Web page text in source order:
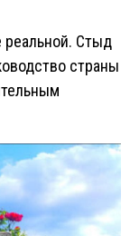
реальной. Стыд
страны